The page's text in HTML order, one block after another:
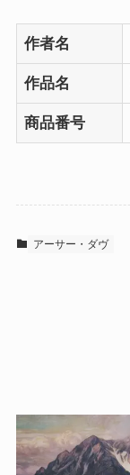
作者名
作品名
商品番号
アーサー・ダヴ